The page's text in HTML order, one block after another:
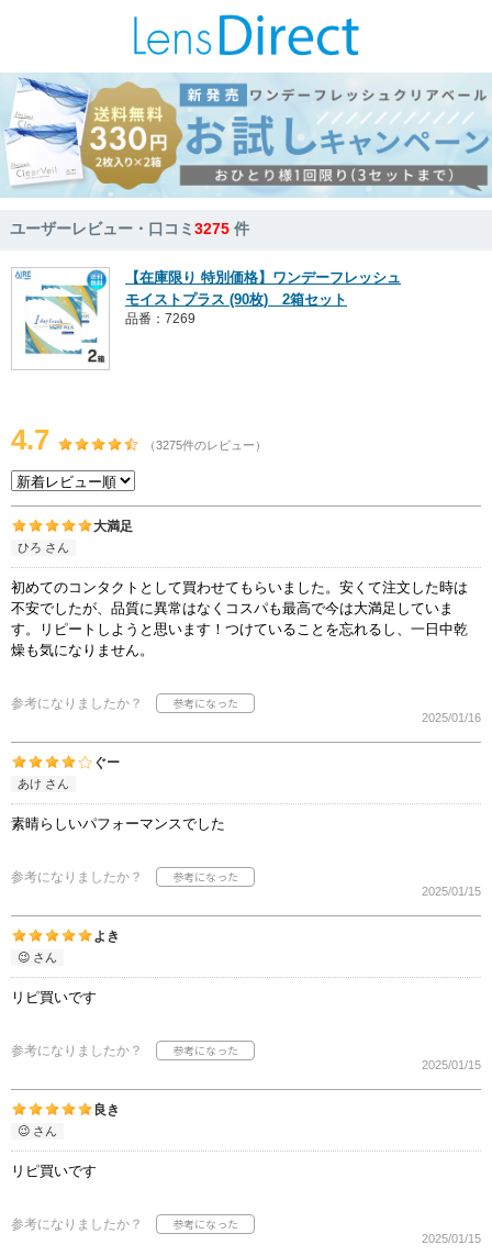
ユーザーレビュー・口コミ3275 件
【在庫限り 特別価格】ワンデーフレッシュ
モイストプラス (90枚) 2箱セット
品番：7269
4.7 （3275件のレビュー）
大満足
ひろ さん
初めてのコンタクトとして買わせてもらいました。安くて注文した時は
不安でしたが、品質に異常はなくコスパも最高で今は大満足していま
す。リピートしようと思います！つけていることを忘れるし、一日中乾
燥も気になりません。
参考になりましたか？
2025/01/16
ぐー
あけ さん
素晴らしいパフォーマンスでした
参考になりましたか？
2025/01/15
よき
😉 さん
リピ買いです
参考になりましたか？
2025/01/15
良き
😉 さん
リピ買いです
参考になりましたか？
2025/01/15